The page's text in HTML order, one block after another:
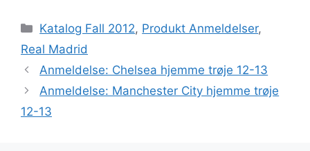
Kategorier
Katalog Fall 2012, Produkt Anmeldelser,
Real Madrid
Anmeldelse: Chelsea hjemme trøje 12-13
Anmeldelse: Manchester City hjemme trøje
12-13